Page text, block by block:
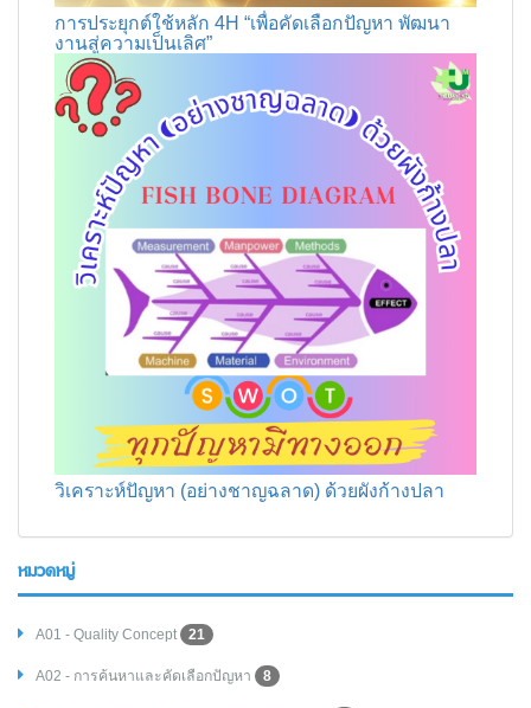
การประยุกต์ใช้หลัก 4H “เพื่อคัดเลือกปัญหา พัฒนา
งานสู่ความเป็นเลิศ”
วิเคราะห์ปัญหา (อย่างชาญฉลาด) ด้วยผังก้างปลา
หมวดหมู่
A01 - Quality Concept 21
A02 - การค้นหาและคัดเลือกปัญหา 8